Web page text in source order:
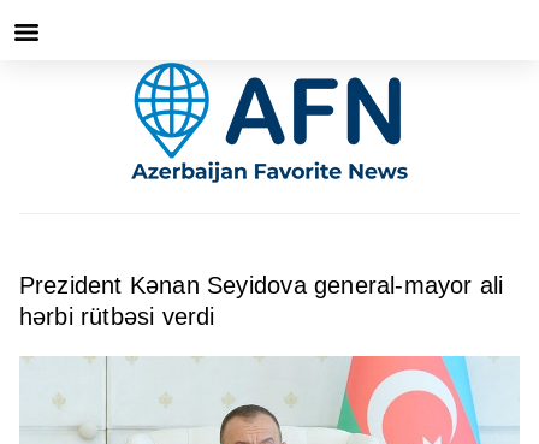
Prezident Kənan Seyidova general-mayor ali
hərbi rütbəsi verdi